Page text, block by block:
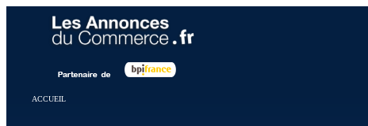
ACCUEIL
Panneau de gestion des cookies